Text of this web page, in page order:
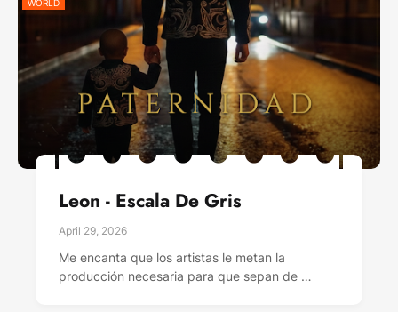
WORLD
Leon - Escala De Gris
April 29, 2026
Me encanta que los artistas le metan la
producción necesaria para que sepan de …